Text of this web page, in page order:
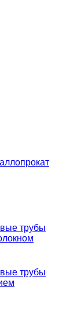
трубы
трубы